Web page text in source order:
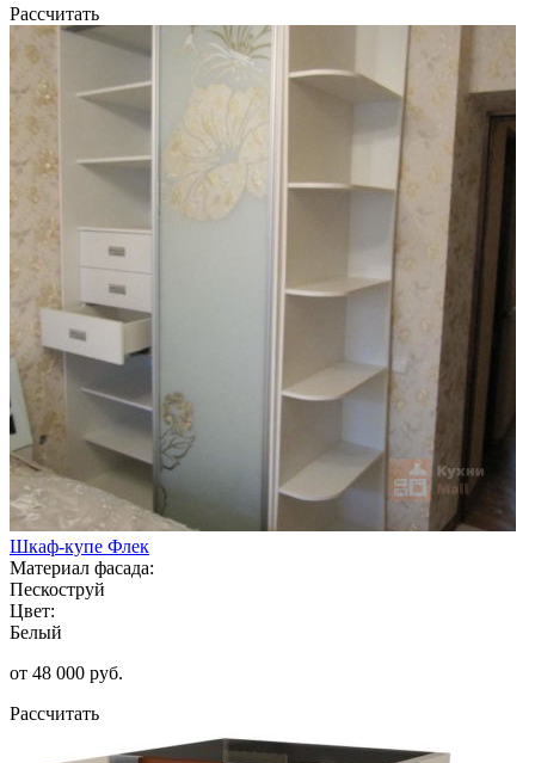
Рассчитать
Шкаф-купе Флек
Материал фасада:
Пескоструй
Цвет:
Белый
от 48 000 руб.
Рассчитать